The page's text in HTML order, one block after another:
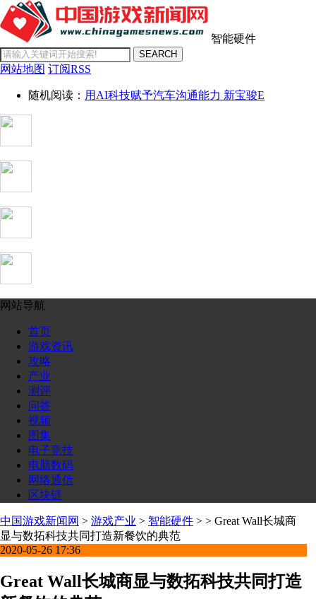
智能硬件
SEARCH
网站地图 订阅RSS
随机阅读： 用AI科技赋予汽车沟通能力 新宝骏E
网站导航
首页
游戏资讯
攻略
产业
测评
问答
视频
图集
电子竞技
电脑数码
网络通信
区块链
中国游戏新闻网 > 游戏产业 > 智能硬件 > > Great Wall长城商
显与数拓科技共同打造新餐饮的典范
2020-05-26 17:36
Great Wall长城商显与数拓科技共同打造